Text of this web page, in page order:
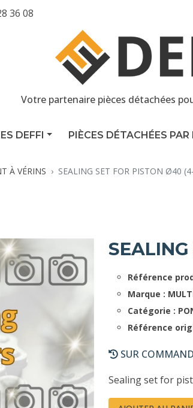
36 08
Votre partenaire pièces détachées
DEFFI PIÈCES DÉTACHÉES
À VÉRINS SEALING SET FOR PISTON Ø40
Référence
Marque :
Catégorie :
Référence
SUR
Sealing set for